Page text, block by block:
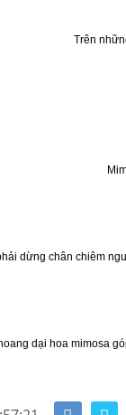
Trên
dừng chân chiêm
dại hoa mimosa